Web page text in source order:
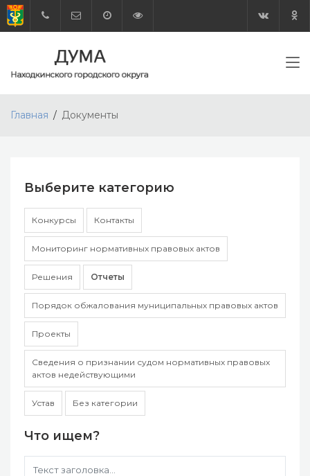
Главная Документы
Выберите категорию
Конкурсы Контакты
Мониторинг нормативных правовых актов
Решения Отчеты
Порядок обжалования муниципальных правовых актов
Проекты
Сведения о признании судом нормативных правовых
актов недействующими
Устав Без категории
Что ищем?